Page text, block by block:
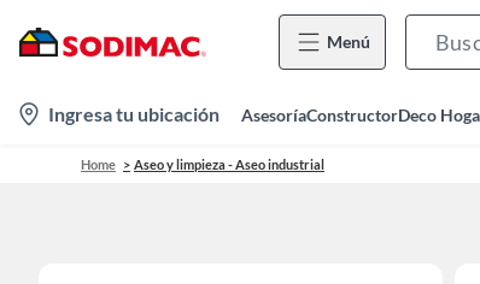
Menú
location-
icon
Ingresa tu ubicación AsesoríaConstructorDeco
Home Aseo y limpieza - Aseo industrial